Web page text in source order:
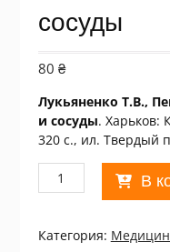
сосуды
80 ₴
Лукьяненко Т.В.,
и сосуды. Харьков:
320 с., ил. Твердый
Количество
товара
Лукьяненко,
В
Категория: